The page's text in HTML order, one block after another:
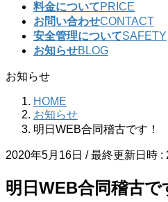
料金についてPRICE
お問い合わせCONTACT
安全管理についてSAFETY
お知らせBLOG
お知らせ
HOME
お知らせ
明日WEB合同稽古です！
2020年5月16日 / 最終更新日時 :
明日WEB合同稽古で